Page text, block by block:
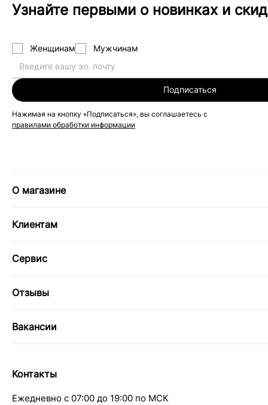
Узнайте первыми о новинках и
Женщинам Мужчинам
Подписаться
Нажимая на кнопку «Подписаться», вы соглашаетесь с
правилами обработки информации
О магазине
Клиентам
Сервис
Отзывы
Вакансии
Контакты
Ежедневно с 07:00 до 19:00 по МСК